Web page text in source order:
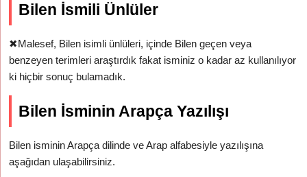
Bilen İsmili Ünlüler
✖Malesef, Bilen isimli ünlüleri, içinde Bilen geçen veya
benzeyen terimleri araştırdık fakat isminiz o kadar az kullanılıyor
ki hiçbir sonuç bulamadık.
Bilen İsminin Arapça Yazılışı
Bilen isminin Arapça dilinde ve Arap alfabesiyle yazılışına
aşağıdan ulaşabilirsiniz.